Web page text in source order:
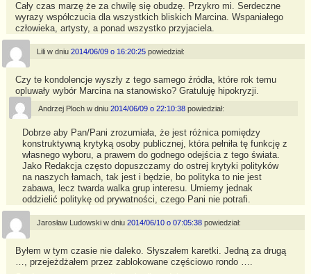
k
Cały czas marzę że za chwilę się obudzę. Przykro mi. Serdeczne
wyrazy współczucia dla wszystkich bliskich Marcina. Wspaniałego
człowieka, artysty, a ponad wszystko przyjaciela.
Liliw dniu 2014/06/09 o 16:20:25 powiedział:
Czy te kondolencje wyszły z tego samego źródła, które rok temu
opluwały wybór Marcina na stanowisko? Gratuluję hipokryzji.
Andrzej Plochw dniu 2014/06/09 o 22:10:38 powiedział:
Dobrze aby Pan/Pani zrozumiała, że jest różnica pomiędzy
konstruktywną krytyką osoby publicznej, która pełniła tę funkcję z
własnego wyboru, a prawem do godnego odejścia z tego świata.
Jako Redakcja często dopuszczamy do ostrej krytyki polityków
na naszych łamach, tak jest i będzie, bo polityka to nie jest
zabawa, lecz twarda walka grup interesu. Umiemy jednak
oddzielić politykę od prywatności, czego Pani nie potrafi.
Jarosław Ludowskiw dniu 2014/06/10 o 07:05:38 powiedział:
Byłem w tym czasie nie daleko. Słyszałem karetki. Jedną za drugą
…, przejeżdżałem przez zablokowane częściowo rondo ….